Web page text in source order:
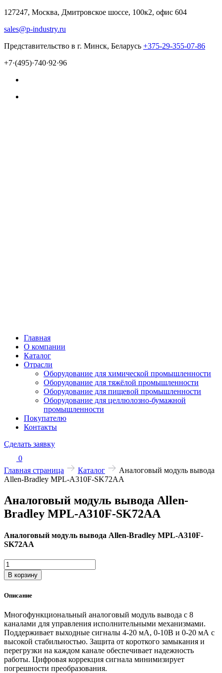
127247, Москва, Дмитровское шоссе, 100к2, офис 604
sales@p-industry.ru
Представительство в г. Минск, Беларусь +375-29-355-07-86
+7·(495)·740·92·96
Главная
О компании
Каталог
Отрасли
Оборудование для химической промышленности
Оборудование для тяжёлой промышленности
Оборудование для пищевой промышленности
Оборудование для целлюлозно-бумажной
промышленности
Покупателю
Контакты
Сделать заявку
0
Главная страница
Каталог
Аналоговый модуль вывода
Allen-Bradley MPL-A310F-SK72AA
Аналоговый модуль вывода Allen-
Bradley MPL-A310F-SK72AA
Аналоговый модуль вывода Allen-Bradley MPL-A310F-
SK72AA
Количество
товара
Аналоговый
вывода
Bradley
MPL-
A310F-
SK72AA
В корзину
Описание
Многофункциональный аналоговый модуль вывода с 8
каналами для управления исполнительными механизмами.
Поддерживает выходные сигналы 4-20 мА, 0-10В и 0-20 мА с
высокой стабильностью. Защита от короткого замыкания и
перегрузки на каждом канале обеспечивает надежность
работы. Цифровая коррекция сигнала минимизирует
погрешности преобразования.